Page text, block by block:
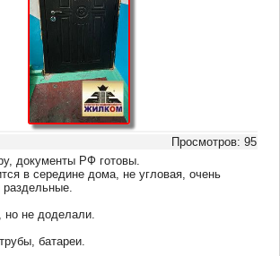
Просмотров: 95
документы РФ готовы.
в середине дома, не угловая, очень
но не доделали.
батареи.